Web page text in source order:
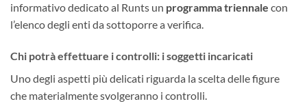
informativo dedicato al Runts un programma triennale con
l’elenco degli enti da sottoporre a verifica.
Chi potrà effettuare i controlli: i soggetti incaricati
Uno degli aspetti più delicati riguarda la scelta delle figure
che materialmente svolgeranno i controlli.